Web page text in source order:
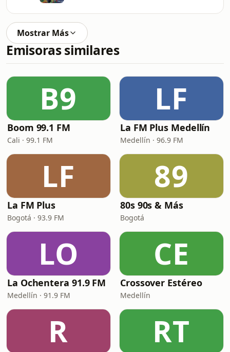
Mostrar Más
Emisoras similares
B9
Boom 99.1 FM
Cali · 99.1 FM
LF
La FM Plus Medellín
Medellín · 96.9 FM
LF
La FM Plus
Bogotá · 93.9 FM
89
80s 90s & Más
Bogotá
LO
La Ochentera 91.9 FM
Medellín · 91.9 FM
CE
Crossover Estéreo
Medellín
R RT